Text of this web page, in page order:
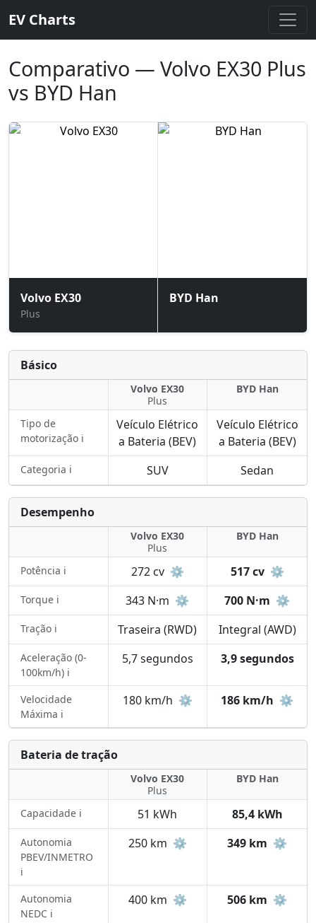
EV Charts
Comparativo — Volvo EX30 Plus
vs BYD Han
Volvo EX30
Plus
BYD Han
Básico
Volvo EX30
Plus
BYD Han
Tipo de
motorização ℹ️
Veículo Elétrico
a Bateria (BEV)
Veículo Elétrico
a Bateria (BEV)
Categoria ℹ️ SUV Sedan
Desempenho
Volvo EX30
Plus
BYD Han
Potência ℹ️ 272 cv ⚙️ 517 cv ⚙️
Torque ℹ️ 343 N·m ⚙️ 700 N·m ⚙️
Tração ℹ️ Traseira (RWD) Integral (AWD)
Aceleração (0-
100km/h) ℹ️
5,7 segundos 3,9 segundos
Velocidade
Máxima ℹ️
180 km/h ⚙️ 186 km/h ⚙️
Bateria de tração
Volvo EX30
Plus
BYD Han
Capacidade ℹ️ 51 kWh 85,4 kWh
Autonomia
PBEV/INMETRO
ℹ️
250 km ⚙️ 349 km ⚙️
Autonomia
NEDC ℹ️
400 km ⚙️ 506 km ⚙️